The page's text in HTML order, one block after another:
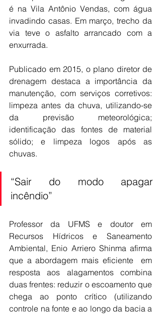
é na Vila Antônio Vendas, com água
invadindo casas. Em março, trecho da
via teve o asfalto arrancado com a
enxurrada.
Publicado em 2015, o plano diretor de
drenagem destaca a importância da
manutenção, com serviços corretivos:
limpeza antes da chuva, utilizando-se
da previsão meteorológica;
identificação das fontes de material
sólido; e limpeza logos após as
chuvas.
“Sair do modo apagar
incêndio”
Professor da UFMS e doutor em
Recursos Hídricos e Saneamento
Ambiental, Enio Arriero Shinma afirma
que a abordagem mais eficiente  em
resposta aos alagamentos combina
duas frentes: reduzir o escoamento que
chega ao ponto crítico (utilizando
controle na fonte e ao longo da bacia a